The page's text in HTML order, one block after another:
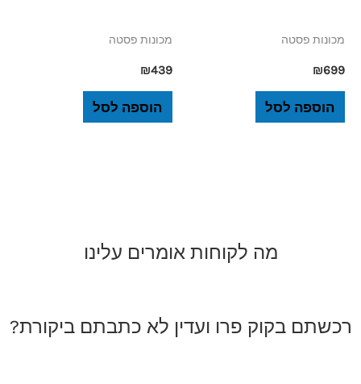
מכונות פסטה
₪699
הוספה לסל
מכונות פסטה
₪439
הוספה לסל
מה לקוחות אומרים עלינו
רכשתם בקוק פרו ועדין לא כתבתם ביקורת?